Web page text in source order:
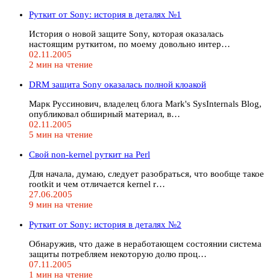
Руткит от Sony: история в деталях №1
История о новой защите Sony, которая оказалась
настоящим руткитом, по моему довольно интер…
02.11.2005
2 мин на чтение
DRM защита Sony оказалась полной клоакой
Марк Руссинович, владелец блога Mark's SysInternals Blog,
опубликовал обширный материал, в…
02.11.2005
5 мин на чтение
Свой non-kernel руткит на Perl
Для начала, думаю, следует разобраться, что вообще такое
rootkit и чем отличается kernel r…
27.06.2005
9 мин на чтение
Руткит от Sony: история в деталях №2
Обнаружив, что даже в неработающем состоянии система
защиты потребляем некоторую долю проц…
07.11.2005
1 мин на чтение